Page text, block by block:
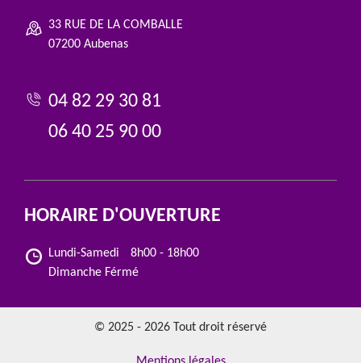
33 RUE DE LA COMBALLE
07200 Aubenas
04 82 29 30 81
06 40 25 90 00
HORAIRE D'OUVERTURE
Lundi-Samedi
8h00 - 18h00
Dimanche Férmé
© 2025 - 2026 Tout droit réservé